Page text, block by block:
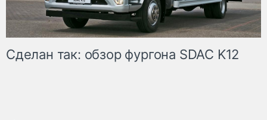
Сделан так: обзор фургона SDAC K12